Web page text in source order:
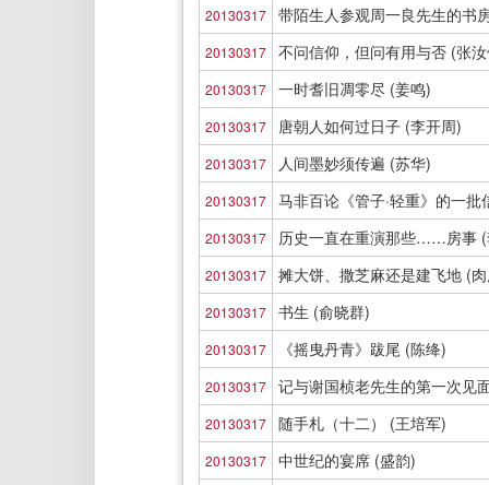
20130317 带陌生人参观周一良先生的书
20130317 不问信仰，但问有用与否 (张
20130317 一时耆旧凋零尽 (姜鸣)
20130317 唐朝人如何过日子 (李开周)
20130317 人间墨妙须传遍 (苏华)
20130317 马非百论《管子·轻重》的一批
20130317 历史一直在重演那些……房事
20130317 摊大饼、撒芝麻还是建飞地 (
20130317 书生 (俞晓群)
20130317 《摇曳丹青》跋尾 (陈绛)
20130317 记与谢国桢老先生的第一次见
20130317 随手札（十二） (王培军)
20130317 中世纪的宴席 (盛韵)